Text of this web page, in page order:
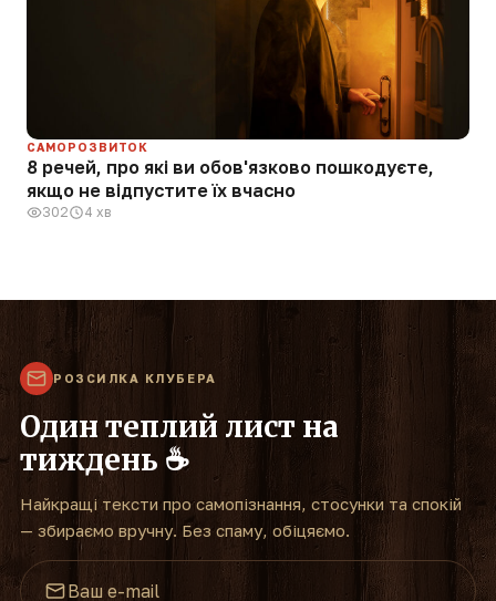
САМОРОЗВИТОК
8 речей, про які ви обов'язково пошкодуєте,
якщо не відпустите їх вчасно
302 4 хв
РОЗСИЛКА КЛУБЕРА
Один теплий лист на
тиждень ☕
Найкращі тексти про самопізнання, стосунки та спокій
— збираємо вручну. Без спаму, обіцяємо.